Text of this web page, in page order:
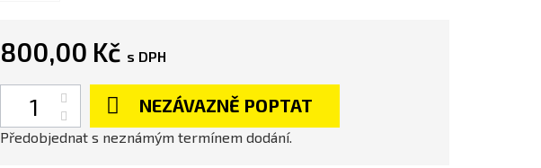
800,00 Kč s DPH
NEZÁVAZNĚ POPTAT
Předobjednat s neznámým termínem dodání.